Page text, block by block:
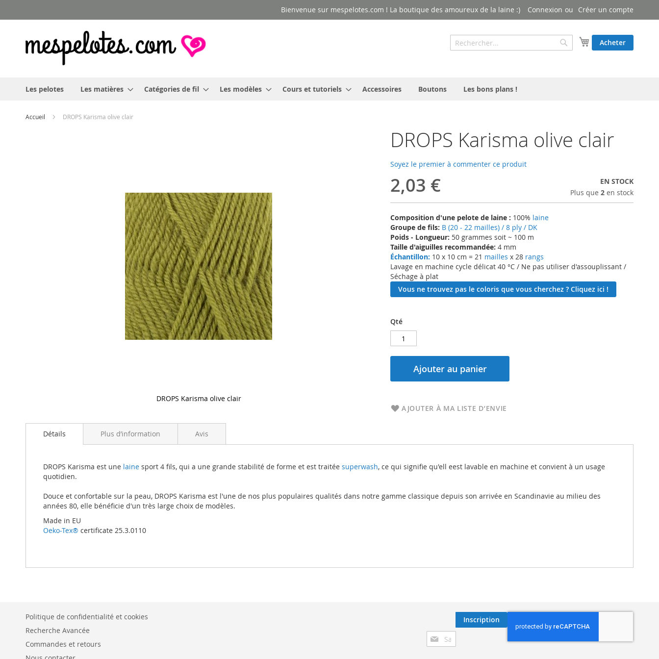
au
Bienvenue sur mespelotes.com ! La boutique des amoureux de la laine :) Connexion Créer un compte
Mon panier
Acheter
Rechercher
Rechercher
Les pelotes Les matières Catégories de fil Les modèles Cours et tutoriels Accessoires Boutons Les bons plans !
Accueil DROPS Karisma olive clair
DROPS Karisma olive clair
Soyez le premier à commenter ce produit
2,03 €
EN STOCK
Plus que 2 en stock
Composition d'une pelote de laine : 100% laine
Groupe de fils: B (20 - 22 mailles) / 8 ply / DK
Poids - Longueur: 50 grammes soit ~ 100 m
Taille d'aiguilles recommandée: 4 mm
Échantillon: 10 x 10 cm = 21 mailles x 28 rangs
Lavage en machine cycle délicat 40 °C / Ne pas utiliser d'assouplissant /
Séchage à plat
Vous ne trouvez pas le coloris que vous cherchez ? Cliquez ici !
Qté
Ajouter au panier
AJOUTER À MA LISTE D’ENVIE
DROPS Karisma olive clair
images
gallery
Détails
DROPS Karisma est une laine sport 4 fils, qui a une grande stabilité de forme et est traitée superwash, ce qui signifie qu'ell eest lavable en machine et convient à un usage
quotidien.
Douce et confortable sur la peau, DROPS Karisma est l'une de nos plus populaires qualités dans notre gamme classique depuis son arrivée en Scandinavie au milieu des
années 80, elle bénéficie d'un très large choix de modèles.
Made in EU
Oeko-Tex® certificate 25.3.0110
Plus d’information Avis
Inscription
à
Inscription
Politique de confidentialité et cookies
Recherche Avancée
Commandes et retours